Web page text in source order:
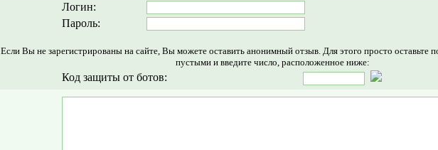
Логин:
Пароль:
Если Вы не зарегистрированы на сайте, Вы можете оставить анонимный отзыв. Для этого просто оставьте
пустыми и введите число, расположенное ниже:
Код защиты от ботов: